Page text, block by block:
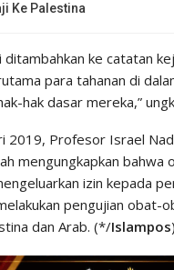
Ke Palestina
ditambahkan ke catatan
para tahanan di
hak dasar mereka,”
2019, Profesor Israel
mengungkapkan bahwa
izin kepada
pengujian obat-
dan Arab. (*/Islampos)